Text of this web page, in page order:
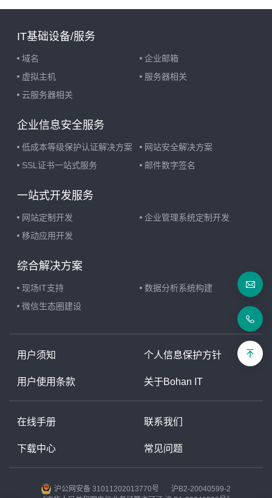
IT基础设备/服务
域名
企业邮箱
虚拟主机
服务器相关
云服务器相关
企业信息安全服务
低成本等级保护认证解决方案
网站安全解决方案
SSL证书一站式服务
邮件数字签名
一站式开发服务
网站定制开发
企业管理系统定制开发
移动应用开发
综合解决方案
现场IT支持
数据分析系统构建
微信生态圈建设
用户须知 个人信息保护方针
用户使用条款 关于Bohan IT
在线手册 联系我们
下载中心 常见问题
沪公网安备 31011202013770号
沪B2-20040599-2